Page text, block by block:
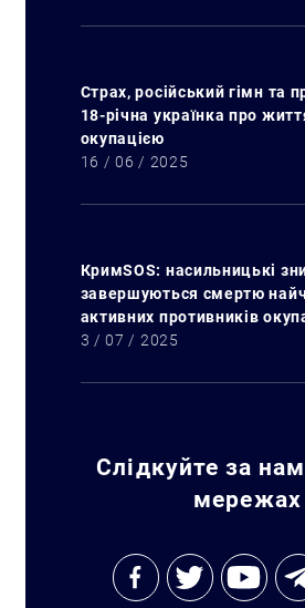
Страх, російський гімн та
18-річна українка про
окупацією
16 / 06 / 2025
КримSOS: насильницькі
завершуються смертю
активних противників
3 / 07 / 2025
Слідкуйте за
мережах